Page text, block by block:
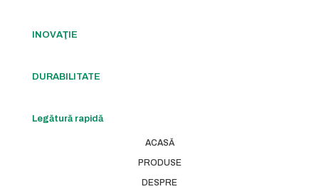
INOVAŢIE
DURABILITATE
Legătură rapidă
ACASĂ
PRODUSE
DESPRE